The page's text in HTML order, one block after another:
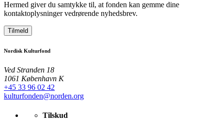
Hermed giver du samtykke til, at fonden kan gemme dine
kontaktoplysninger vedrørende nyhedsbrev.
Tilmeld
Nordisk Kulturfond
Ved Stranden 18
1061 København K
+45 33 96 02 42
kulturfonden@norden.org
Tilskud